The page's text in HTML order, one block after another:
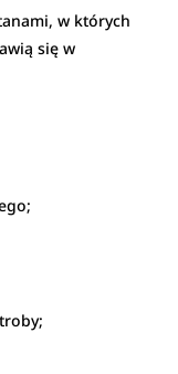
w których
się w